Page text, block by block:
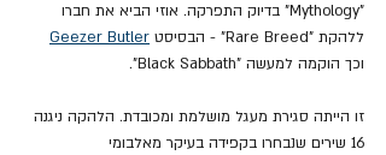
"Mythology" בדיוק התפרקה. אוזי הביא את חברו
ללהקת "Rare Breed" - הבסיסט
Geezer Butler
וכך הוקמה למעשה "Black Sabbath".
זו הייתה סגירת מעגל מושלמת ומכובדת. הלהקה ניגנה
16 שירים שנבחרו בקפידה בעיקר מאלבומי